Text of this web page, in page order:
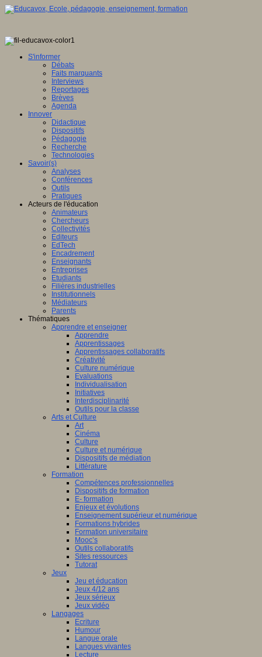
S'informer
Débats
Faits marquants
Interviews
Reportages
Brèves
Agenda
Innover
Didactique
Dispositifs
Pédagogie
Recherche
Technologies
Savoir(s)
Analyses
Conférences
Outils
Pratiques
Acteurs de l'éducation
Animateurs
Chercheurs
Collectivités
Editeurs
EdTech
Encadrement
Enseignants
Entreprises
Etudiants
Filières industrielles
Institutionnels
Médiateurs
Parents
Thématiques
Apprendre et enseigner
Apprendre
Apprentissages
Apprentissages collaboratifs
Créativité
Culture numérique
Evaluations
Individualisation
Initiatives
Interdisciplinarité
Outils pour la classe
Arts et Culture
Art
Cinéma
Culture
Culture et numérique
Dispositifs de médiation
Littérature
Formation
Compétences professionnelles
Dispositifs de formation
E- formation
Enjeux et évolutions
Enseignement supérieur et numérique
Formations hybrides
Formation universitaire
Mooc’s
Outils collaboratifs
Sites ressources
Tutorat
Jeux
Jeu et éducation
Jeux 4/12 ans
Jeux sérieux
Jeux vidéo
Langages
Ecriture
Humour
Langue orale
Langues vivantes
Lecture